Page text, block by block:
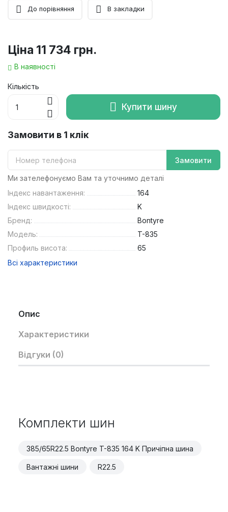
До порівняння В закладки
Ціна 11 734 грн.
В наявності
Кількість
Купити шину
Замовити в 1 клік
Замовити
Ми зателефонуємо Вам та уточнимо деталі
Індекс навантаження:
164
Індекс швидкості:
K
Бренд:
Bontyre
Модель:
T-835
Профиль висота:
65
Всі характеристики
Опис
Характеристики
Відгуки (0)
Комплекти шин
385/65R22.5 Bontyre T-835 164 K Причіпна шина
Вантажні шини R22.5